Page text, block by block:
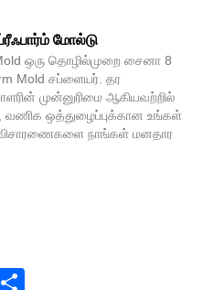
மோல்டு
ஒரு தொழில்முறை சைனா 8
Mold சப்ளையர். தர
முன்னுரிமை ஆகியவற்றில்
வணிக ஒத்துழைப்புக்கான உங்கள்
நாங்கள் மனதார